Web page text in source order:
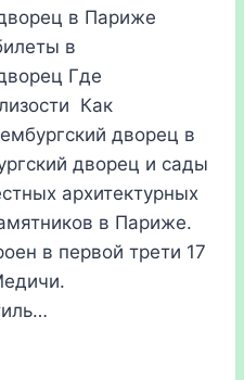
в Париже
в
Где
Как
дворец в
дворец и сады
архитектурных
в Париже.
в первой трети 17